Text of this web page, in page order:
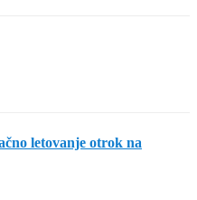
letovanje otrok na